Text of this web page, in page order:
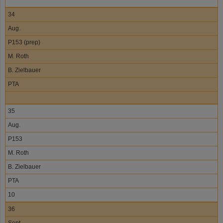
34
Aug.
P153 (prep)
M. Roth
B. Zielbauer
PTA
35
Aug.
P153
M. Roth
B. Zielbauer
PTA
10
36